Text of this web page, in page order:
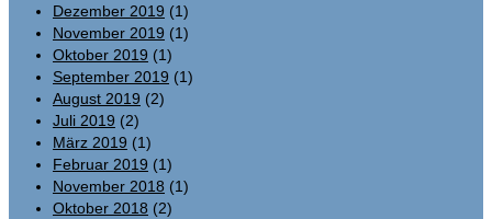
Dezember 2019 (1)
November 2019 (1)
Oktober 2019 (1)
September 2019 (1)
August 2019 (2)
Juli 2019 (2)
März 2019 (1)
Februar 2019 (1)
November 2018 (1)
Oktober 2018 (2)